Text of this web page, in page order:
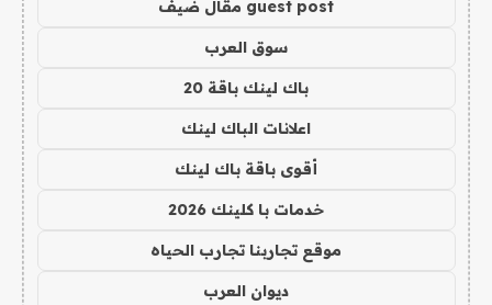
guest post مقال ضيف
سوق العرب
باك لينك باقة 20
اعلانات الباك لينك
أقوى باقة باك لينك
خدمات با كلينك 2026
موقع تجاربنا تجارب الحياه
ديوان العرب